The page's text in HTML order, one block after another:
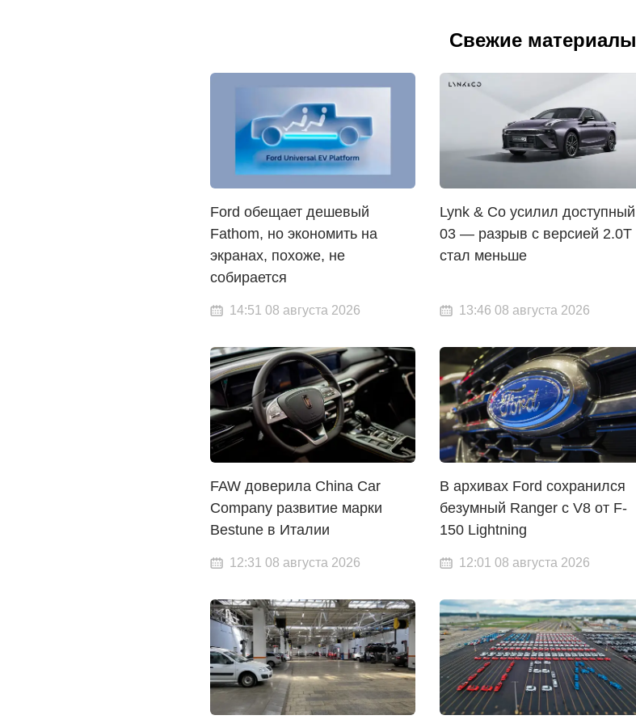
Свежие материалы
Ford обещает дешевый
Fathom, но экономить на
экранах, похоже, не
собирается
14:51 08 августа 2026
Lynk & Co усилил доступный
03 — разрыв с версией 2.0T
стал меньше
13:46 08 августа 2026
FAW доверила China Car
Company развитие марки
Bestune в Италии
12:31 08 августа 2026
В архивах Ford сохранился
безумный Ranger с V8 от F-
150 Lightning
12:01 08 августа 2026